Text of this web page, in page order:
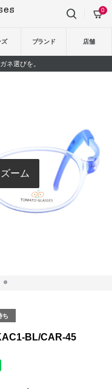
ズ ブランド 店舗
0
ネ選びを。
ーム
ち
BL/CAR-45